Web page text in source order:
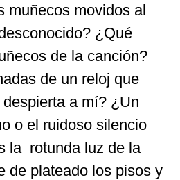
muñecos movidos al
¿Qué
de la canción?
de un reloj que
a mí? ¿Un
o el ruidoso silencio
la rotunda luz de la
de plateado los pisos y